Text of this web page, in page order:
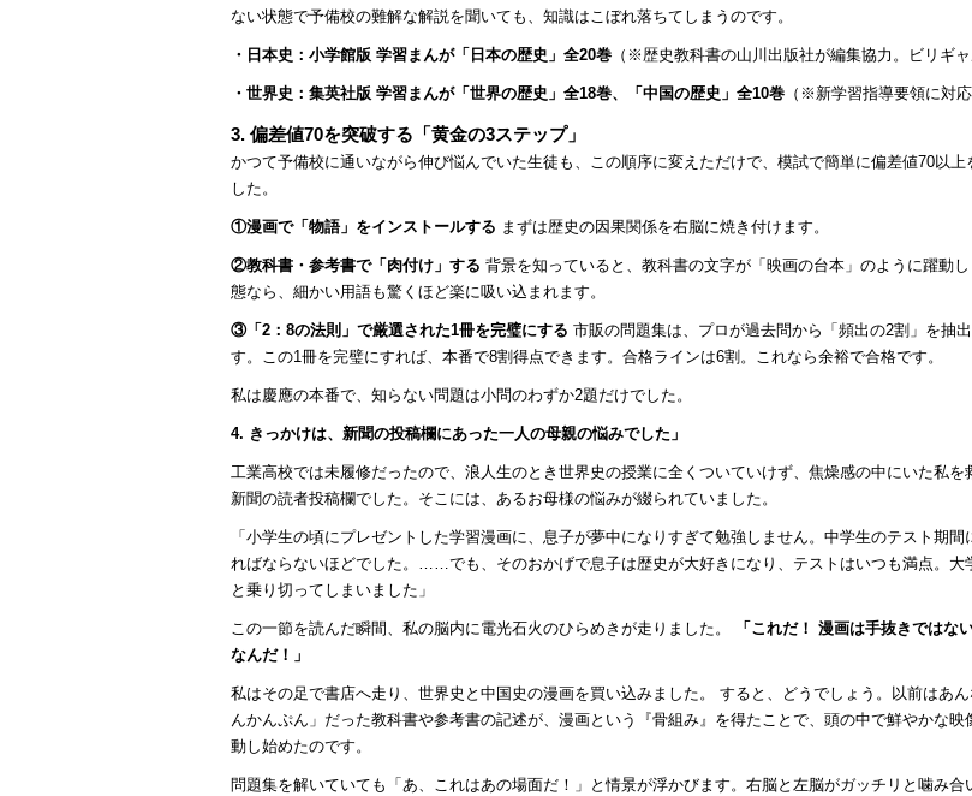
ない状態で予備校の難解な解説を聞いても、知識はこぼれ落ちてしまうのです。
・日本史：小学館版 学習まんが「日本の歴史」全20巻 （※歴史教科書の山川出版社が編集協力。ビリギャ
・世界史：集英社版 学習まんが「世界の歴史」全18巻、「中国の歴史」全10巻 （※新学習指導要領に対応
3. 偏差値70を突破する「黄金の3ステップ」
かつて予備校に通いながら伸び悩んでいた生徒も、この順序に変えただけで、模試で簡単に偏差値70以上
した。
①漫画で「物語」をインストールする まずは歴史の因果関係を右脳に焼き付けます。
②教科書・参考書で「肉付け」する 背景を知っていると、教科書の文字が「映画の台本」のように躍動
態なら、細かい用語も驚くほど楽に吸い込まれます。
③「2：8の法則」で厳選された1冊を完璧にする 市販の問題集は、プロが過去問から「頻出の2割」を抽
す。この1冊を完璧にすれば、本番で8割得点できます。合格ラインは6割。これなら余裕で合格です。
私は慶應の本番で、知らない問題は小問のわずか2題だけでした。
4. きっかけは、新聞の投稿欄にあった一人の母親の悩みでした」
工業高校では未履修だったので、浪人生のとき世界史の授業に全くついていけず、焦燥感の中にいた私を
新聞の読者投稿欄でした。そこには、あるお母様の悩みが綴られていました。
「小学生の頃にプレゼントした学習漫画に、息子が夢中になりすぎて勉強しません。中学生のテスト期間
ればならないほどでした。……でも、そのおかげで息子は歴史が大好きになり、テストはいつも満点。大
と乗り切ってしまいました」
この一節を読んだ瞬間、私の脳内に電光石火のひらめきが走りました。
「これだ！ 漫画は手抜きではな
なんだ！」
私はその足で書店へ走り、世界史と中国史の漫画を買い込みました。 すると、どうでしょう。以前はあ
んかんぷん」だった教科書や参考書の記述が、漫画という『骨組み』を得たことで、頭の中で鮮やかな映
動し始めたのです。
問題集を解いていても「あ、これはあの場面だ！」と情景が浮かびます。右脳と左脳がガッチリと噛み合